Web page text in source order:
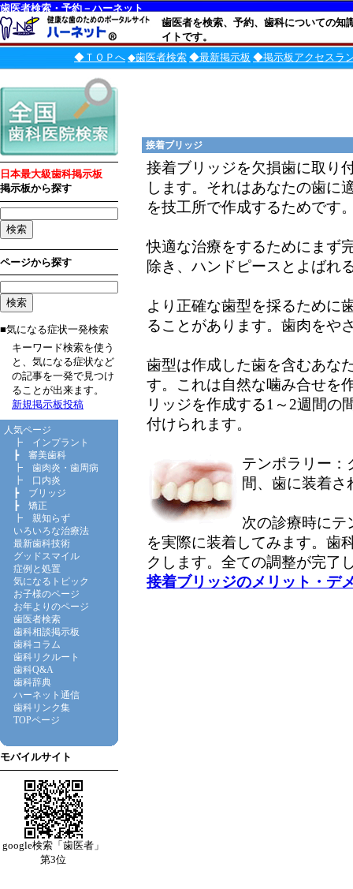
歯医者検索・予約－ハーネット
歯医者を検索、予約、歯科についての知
イトです。
◆ＴＯＰへ ◆歯医者検索 ◆最新掲示板 ◆掲示板アクセスラ
日本最大級歯科掲示板
掲示板から探す
ページから探す
■気になる症状一発検索
キーワード検索を使う
と、気になる症状など
の記事を一発で見つけ
ることが出来ます。
新規掲示板投稿
人気ページ
┣ インプラント
┣ 審美歯科
┣ 歯肉炎・歯周病
┣ 口内炎
┣ ブリッジ
┣ 矯正
┣ 親知らず
いろいろな治療法
最新歯科技術
グッドスマイル
症例と処置
気になるトピック
お子様のページ
お年よりのページ
歯医者検索
歯科相談掲示板
歯科コラム
歯科リクルート
歯科Q&A
歯科辞典
ハーネット通信
歯科リンク集
TOPページ
モバイルサイト
google検索「歯医者」
第3位
接着ブリッジ
接着ブリッジを欠損歯に取り
します。それはあなたの歯に
を技工所で作成するためです
快適な治療をするためにまず
除き、ハンドピースとよばれ
より正確な歯型を採るために
ることがあります。歯肉をや
歯型は作成した歯を含むあな
す。これは自然な噛み合せを
リッジを作成する1～2週間の
付けられます。
テンポラリー：
間、歯に装着さ
次の診療時にテ
を実際に装着してみます。歯
クします。全ての調整が完了
接着ブリッジのメリット・デ